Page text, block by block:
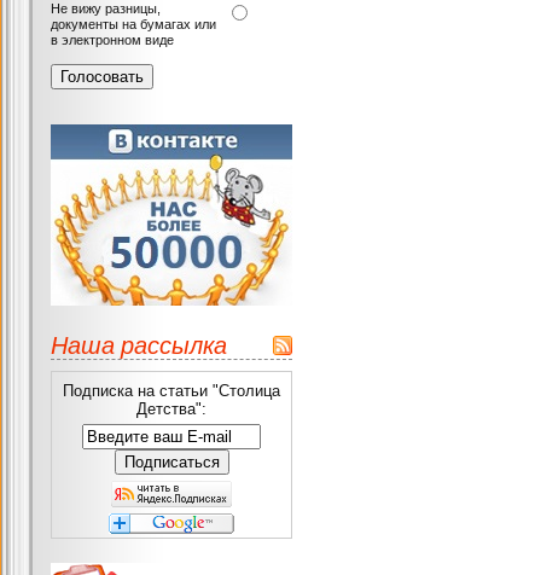
Не вижу разницы,
документы на бумагах или
в электронном виде
Наша рассылка
Подписка на статьи "Столица
Детства":